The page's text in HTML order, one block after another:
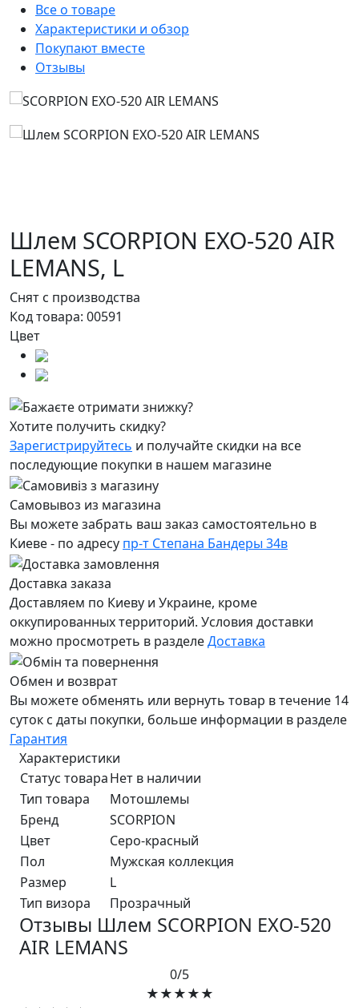
Все о товаре
Характеристики и обзор
Покупают вместе
Отзывы
Шлем SCORPION EXO-520 AIR
LEMANS, L
Снят с производства
Код товара: 00591
Цвет
Хотите получить скидку?
Зарегистрируйтесь и получайте скидки на все
последующие покупки в нашем магазине
Самовывоз из магазина
Вы можете забрать ваш заказ самостоятельно в
Киеве - по адресу пр-т Степана Бандеры 34в
Доставка заказа
Доставляем по Киеву и Украине, кроме
оккупированных территорий. Условия доставки
можно просмотреть в разделеДоставка
Обмен и возврат
Вы можете обменять или вернуть товар в течение 14
суток с даты покупки, больше информации в разделе
Гарантия
Характеристики
Статус товараНет в наличии
Тип товара
Мотошлемы
Бренд
SCORPION
Цвет
Серо-красный
Пол
Мужская коллекция
Размер
L
Тип визора
Прозрачный
Отзывы Шлем SCORPION EXO-520
AIR LEMANS
0/5
★★★★★